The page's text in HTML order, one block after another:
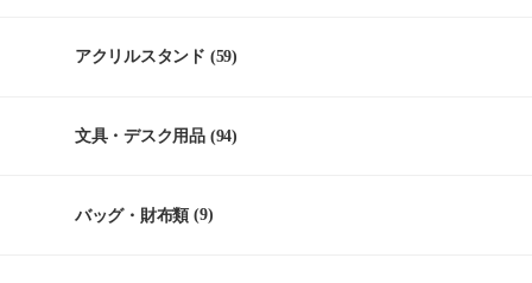
アクリルスタンド (59)
文具・デスク用品 (94)
バッグ・財布類 (9)